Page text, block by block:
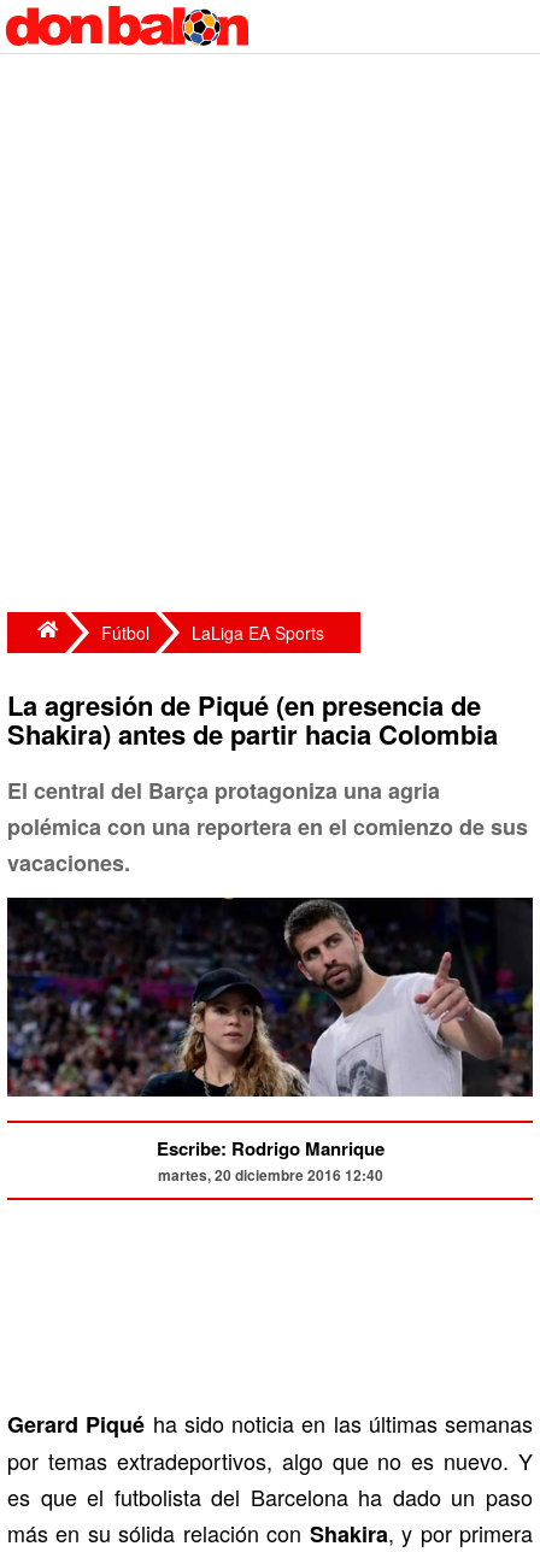
Fútbol LaLiga EA Sports
La agresión de Piqué (en presencia de
Shakira) antes de partir hacia Colombia
El central del Barça protagoniza una agria
polémica con una reportera en el comienzo de sus
vacaciones.
Escribe: Rodrigo Manrique
martes, 20 diciembre 2016 12:40
Gerard Piqué ha sido noticia en las últimas semanas
por temas extradeportivos, algo que no es nuevo. Y
es que el futbolista del Barcelona ha dado un paso
más en su sólida relación con Shakira, y por primera